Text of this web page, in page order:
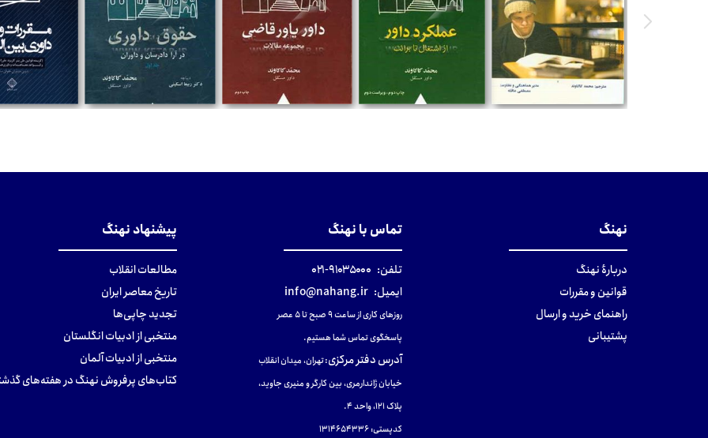
نهنگ
دربارهٔ نهنگ
قوانین و مقررات
راهنمای خرید و ارسال
پشتیبانی
تماس با نهنگ
تلفن: ۹۱۰۳۵۰۰۰-۰۲۱
ایمیل: info@nahang.ir
روزهای کاری از ساعت ۹ صبح تا ۵ عصر
پاسخگوی تماس شما هستیم.
آدرس دفتر مرکزی:تهران، میدان انقلاب
خیابان ژاندارمری، بین کارگر و منیری جاوید،
پلاک 121، واحد ۴.
کدپستی: 131465433۶
پیشنهاد نهنگ
مطالعات انقلاب
تاریخ معاصر ایران
تجدید چاپی‌ها
منتخبی از ادبیات انگلستان
منتخبی از ادبیات آلمان
کتاب‌های پرفروش نهنگ در هفته‌های